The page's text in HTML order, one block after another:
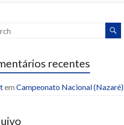
recentes
em Campeonato Nacional (Nazaré)